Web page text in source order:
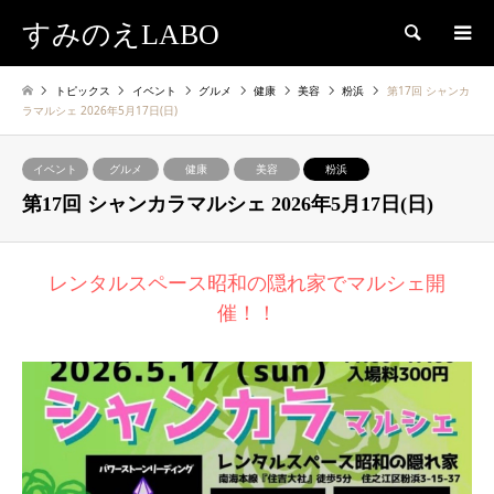
すみのえLABO 検索
トピックス イベント グルメ 健康 美容 粉浜
第17回 シャンカ
ラマルシェ 2026年5月17日(日)
イベント グルメ 健康 美容 粉浜
第17回 シャンカラマルシェ 2026年5月17日(日)
レンタルスペース昭和の隠れ家でマルシェ開
催！！